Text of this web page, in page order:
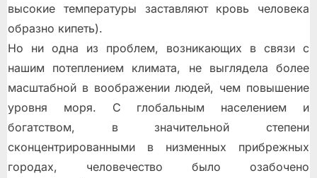
высокие температуры заставляют кровь человека
образно кипеть).
Но ни одна из проблем, возникающих в связи с
нашим потеплением климата, не выглядела более
масштабной в воображении людей, чем повышение
уровня моря. С глобальным населением и
богатством, в значительной степени
сконцентрированными в низменных прибрежных
городах, человечество было озабочено